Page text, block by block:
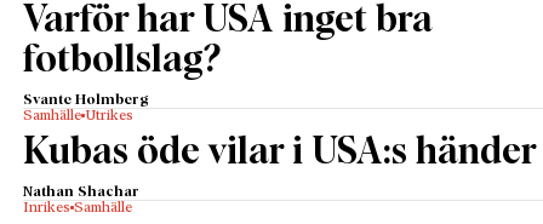
Varför har USA inget bra
fotbollslag?
Svante Holmberg
Samhälle Utrikes
Kubas öde vilar i USA:s händer
Nathan Shachar
Inrikes Samhälle